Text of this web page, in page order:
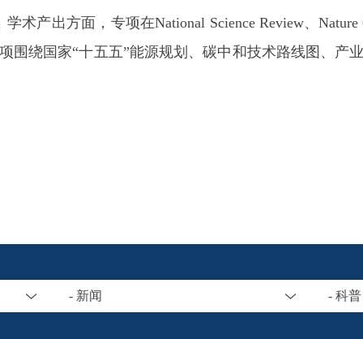
出方面，专项在National Science Review、Nature
绕国家“十五五”能源规划、碳中和技术路线图、产
- 新闻 - 科普